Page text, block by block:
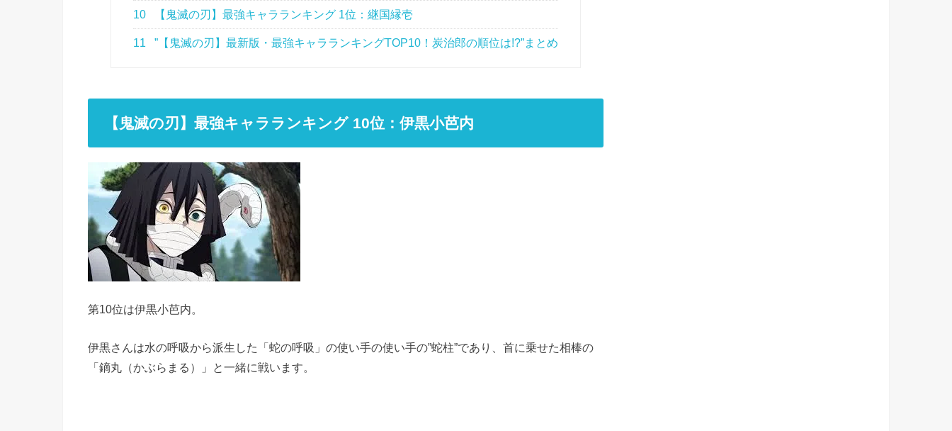
10 【鬼滅の刃】最強キャラランキング 1位：継国縁壱
11 ”【鬼滅の刃】最新版・最強キャラランキングTOP10！炭治郎の順位は!?”まとめ
【鬼滅の刃】最強キャラランキング 10位：伊黒小芭内
第10位は伊黒小芭内。
伊黒さんは水の呼吸から派生した「蛇の呼吸」の使い手の使い手の”蛇柱”であり、首に乗せた相棒の
「鏑丸（かぶらまる）」と一緒に戦います。